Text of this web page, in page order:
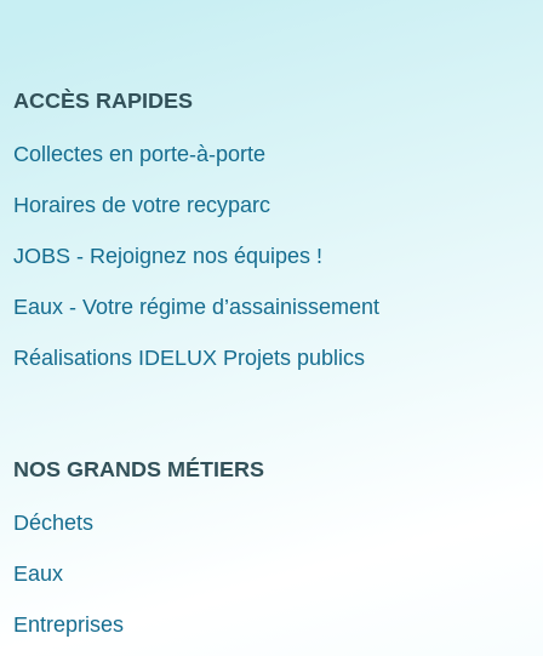
ACCÈS RAPIDES
Collectes en porte-à-porte
Horaires de votre recyparc
JOBS - Rejoignez nos équipes !
Eaux - Votre régime d’assainissement
Réalisations IDELUX Projets publics
NOS GRANDS MÉTIERS
Déchets
Eaux
Entreprises